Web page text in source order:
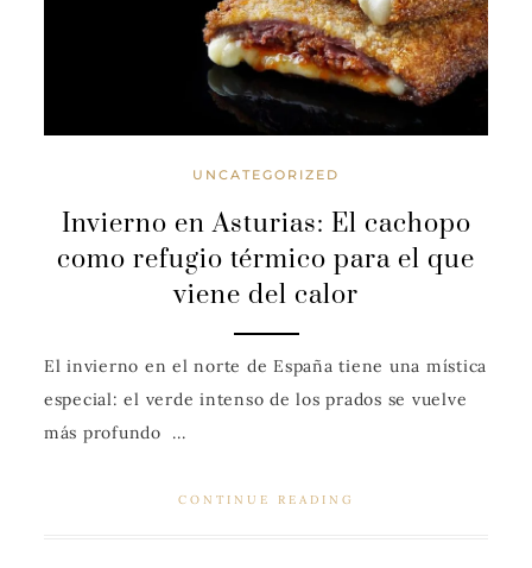
UNCATEGORIZED
Invierno en Asturias: El cachopo
como refugio térmico para el que
viene del calor
El invierno en el norte de España tiene una mística
especial: el verde intenso de los prados se vuelve
más profundo ...
CONTINUE READING